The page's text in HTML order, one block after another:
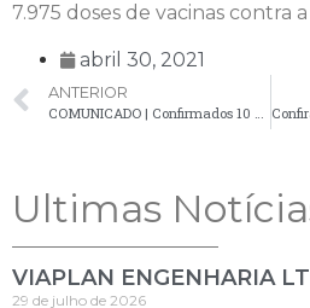
7.975 doses de vacinas contra a
abril 30, 2021
ANTERIOR
Ultimas
VIAPLAN ENGENHARIA
29 de julho de 2026